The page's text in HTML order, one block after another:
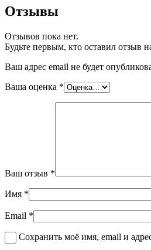
Отзывы
Отзывов пока нет.
Будьте первым, кто оставил отзыв
Ваш адрес email не будет
Ваша оценка *
Ваш отзыв *
Имя *
Email *
Сохранить моё имя, email и